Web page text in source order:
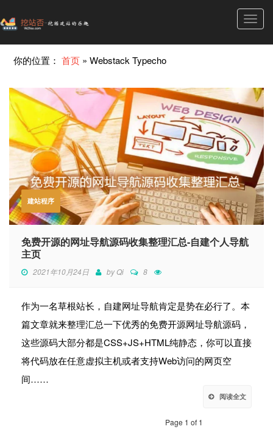
你的位置：首页 »Webstack Typecho
建站程序
免费开源的网址导航源码收集整理汇总-自建个人导航
主页
2021年10月24日 byQi 8
作为一名草根站长，自建网址导航肯定是势在必行了。本
篇文章就来整理汇总一下优秀的免费开源网址导航源码，
这些源码大部分都是CSS+JS+HTML纯静态，你可以直接
将代码放在任意虚拟主机或者支持Web访问的网页空
间……
阅读全文
Page 1 of 1